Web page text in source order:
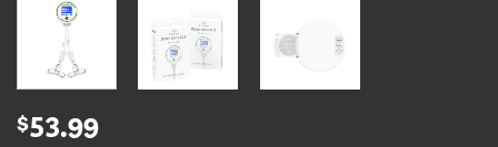
$53.99